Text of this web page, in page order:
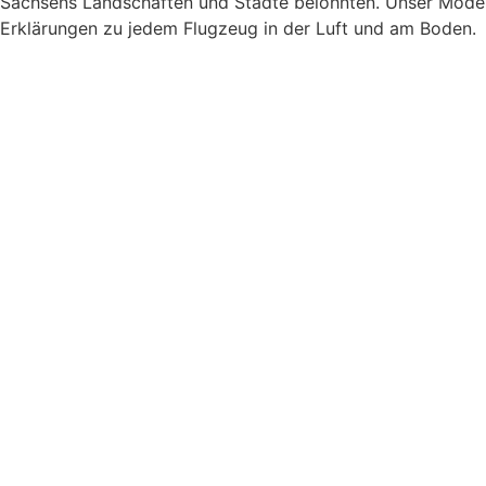
Erklärungen zu jedem Flugzeug in der Luft und am Boden.